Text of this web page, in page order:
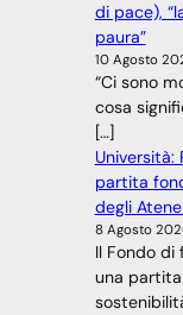
di pace),
paura”
10 Agosto
“Ci sono
cosa
[…]
Università:
partita
degli
8 Agosto
Il Fondo di
una